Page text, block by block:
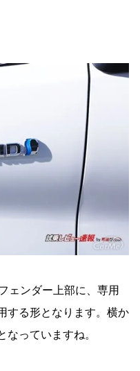
ェンダー上部に、専用
する形となります。横か
なっていますね。